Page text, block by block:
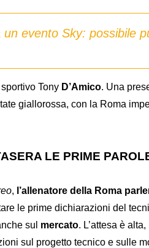
evento Sky: possibile
Tony D’Amico. Una
giallorossa, con la Roma
LE PRIME
, l’allenatore della Roma
le prime dichiarazioni del
sul mercato. L’attesa è alta,
sul progetto tecnico e sulle